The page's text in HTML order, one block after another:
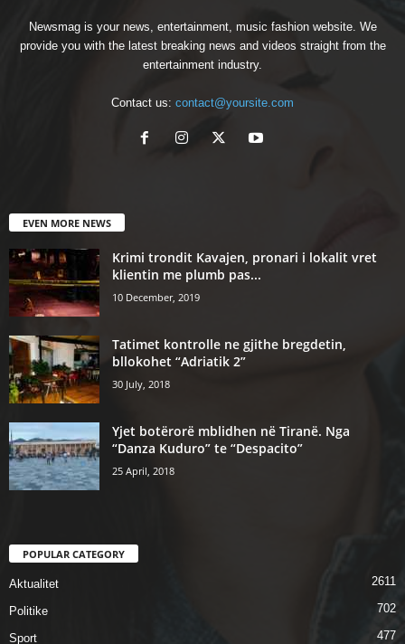
Newsmag is your news, entertainment, music fashion website. We
provide you with the latest breaking news and videos straight from the
entertainment industry.
Contact us: contact@yoursite.com
EVEN MORE NEWS
Krimi trondit Kavajen, pronari i lokalit vret
klientin me plumb pas...
10 December, 2019
Tatimet kontrolle ne gjithe bregdetin,
bllokohet “Adriatik 2”
30 July, 2018
Yjet botërorë mblidhen në Tiranë. Nga
“Danza Kuduro” te “Despacito”
25 April, 2018
POPULAR CATEGORY
Aktualitet 2611
Politike 702
Sport 477